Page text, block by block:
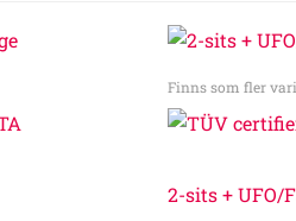
Finns som fler
2-sits +